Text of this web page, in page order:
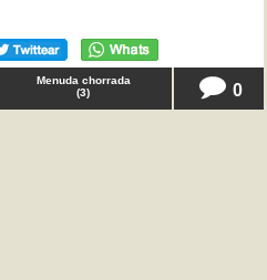
Menuda chorrada
(3) 0